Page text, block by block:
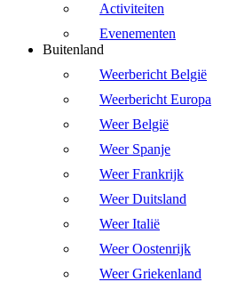
Activiteiten
Evenementen
Buitenland
Weerbericht België
Weerbericht Europa
Weer België
Weer Spanje
Weer Frankrijk
Weer Duitsland
Weer Italië
Weer Oostenrijk
Weer Griekenland